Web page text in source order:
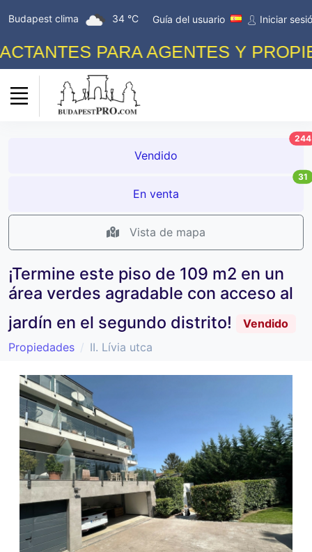
Budapest clima 34 °C Guía del usuario Iniciar
PARA AGENTES Y
Vendido
244
En venta
31
Vista de mapa
¡Termine este piso de 109 m2 en un
área verdes agradable con acceso al
jardín en el segundo distrito!
Vendido
Propiedades
II. Lívia utca